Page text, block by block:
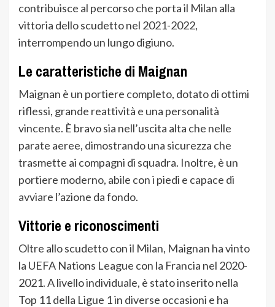
contribuisce al percorso che porta il Milan alla
vittoria dello scudetto nel 2021-2022,
interrompendo un lungo digiuno.
Le caratteristiche di Maignan
Maignan è un portiere completo, dotato di ottimi
riflessi, grande reattività e una personalità
vincente. È bravo sia nell’uscita alta che nelle
parate aeree, dimostrando una sicurezza che
trasmette ai compagni di squadra. Inoltre, è un
portiere moderno, abile con i piedi e capace di
avviare l’azione da fondo.
Vittorie e riconoscimenti
Oltre allo scudetto con il Milan, Maignan ha vinto
la UEFA Nations League con la Francia nel 2020-
2021. A livello individuale, è stato inserito nella
Top 11 della Ligue 1 in diverse occasioni e ha